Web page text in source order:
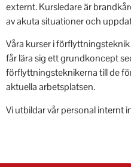
externt. Kursledare är
av akuta situationer och
Våra kurser i
får lära sig ett grundkoncept
förflyttningsteknikerna till de
aktuella arbetsplatsen.
Vi utbildar vår personal internt